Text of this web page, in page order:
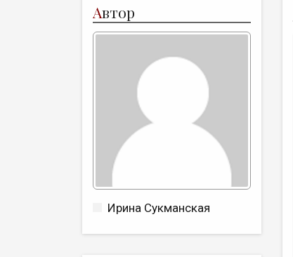
Автор
Ирина Сукманская